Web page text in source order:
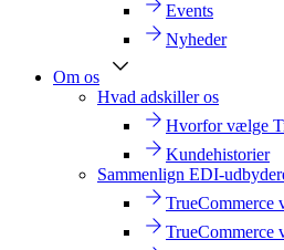
Events
Nyheder
Om os
Hvad adskiller os
Hvorfor vælge
Kundehistorier
Sammenlign EDI-
TrueCommerce
TrueCommerce